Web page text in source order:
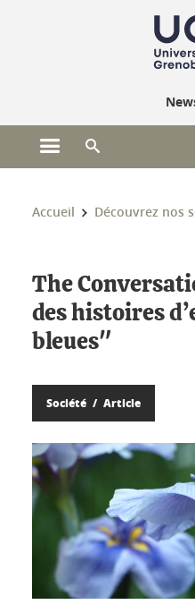
Ouvrir le menu principal
Vous êtes ici :
Accueil Découvrez nos
The
des histoires
bleues"
Société Article